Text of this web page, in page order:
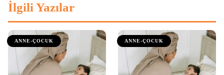
İlgili Yazılar
ANNE-ÇOCUK ANNE-ÇOCUK